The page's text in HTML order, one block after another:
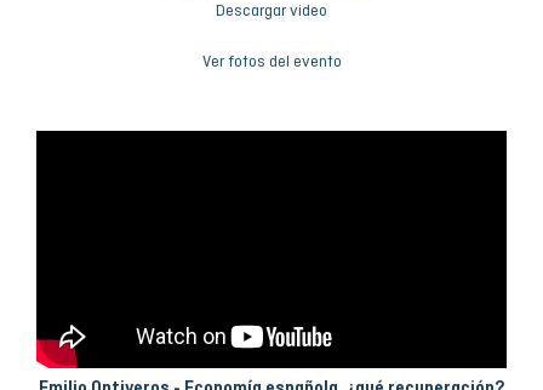
Descargar video
Ver fotos del evento